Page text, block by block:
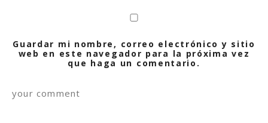
Guardar mi nombre, correo electrónico y sitio
web en este navegador para la próxima vez
que haga un comentario.